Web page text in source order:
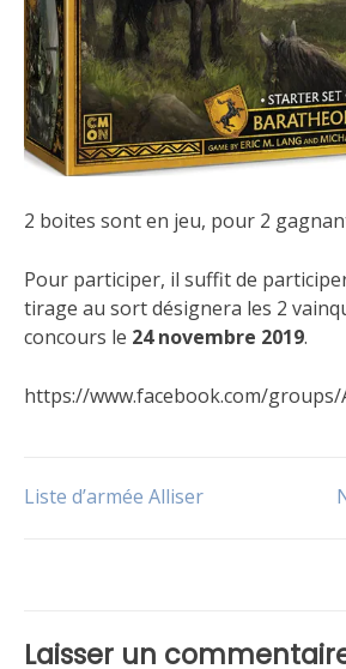
2 boites sont en jeu, pour 2
Pour participer, il suffit de
tirage au sort désignera les 2
concours le 24 novembre 2019.
https://www.facebook.com/groups/
Le
Navigation
l’article
Liste d’armée Alliser
Laisser un